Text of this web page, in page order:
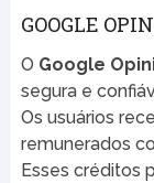
GOOGLE
O Google
segura e
Os usuários
remunerados
Esses créditos